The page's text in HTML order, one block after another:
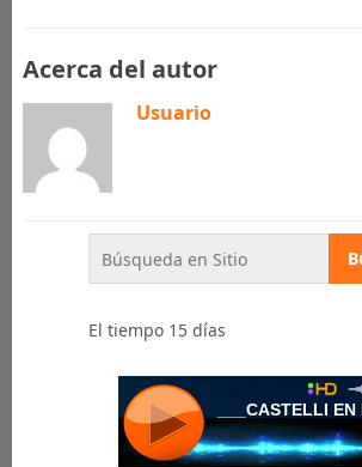
Acerca del autor
Usuario
El tiempo 15 días